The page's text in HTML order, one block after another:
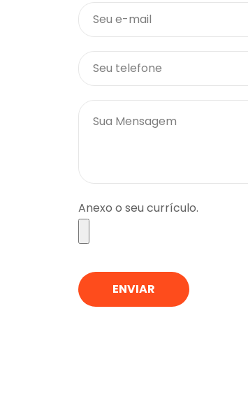
Anexo o seu currículo.
ENVIAR